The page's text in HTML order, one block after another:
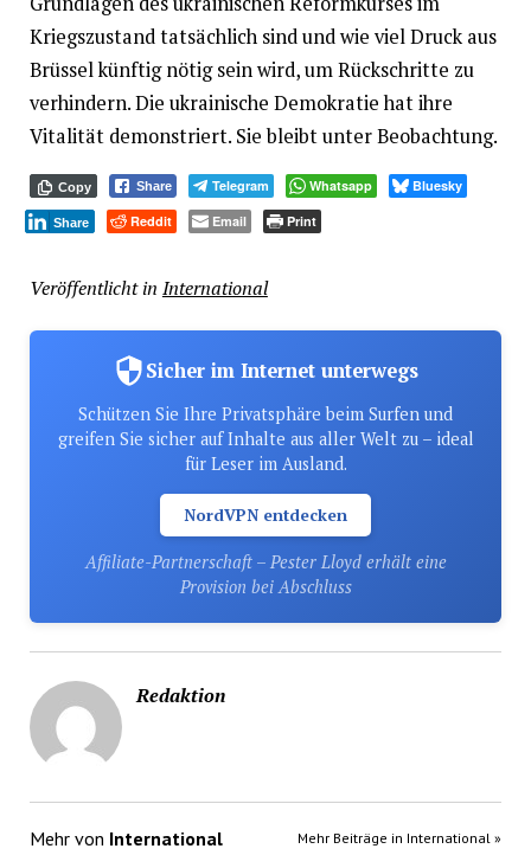
Kriegszustand tatsächlich sind und wie viel Druck aus
Brüssel künftig nötig sein wird, um Rückschritte zu
verhindern. Die ukrainische Demokratie hat ihre
Vitalität demonstriert. Sie bleibt unter Beobachtung.
Copy Share Telegram Whatsapp Bluesky
Share Reddit Email Print
Veröffentlicht in International
Sicher im Internet unterwegs
Schützen Sie Ihre Privatsphäre beim Surfen und
greifen Sie sicher auf Inhalte aus aller Welt zu – ideal
für Leser im Ausland.
NordVPN entdecken
Affiliate-Partnerschaft – Pester Lloyd erhält eine
Provision bei Abschluss
Redaktion
Mehr von International Mehr Beiträge in International »